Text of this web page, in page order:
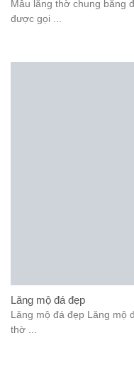
Mẫu lăng thờ chung bằng
được gọi ...
Lăng mộ đá đẹp
Lăng mộ đá đẹp Lăng mộ
thờ ...